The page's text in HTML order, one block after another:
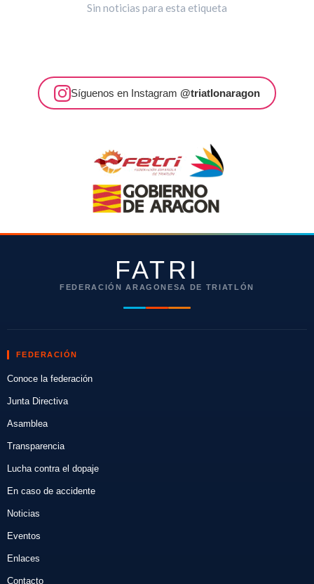
Sin noticias para esta etiqueta
Síguenos en Instagram @triatlonaragon
FATRI
FEDERACIÓN ARAGONESA DE TRIATLÓN
FEDERACIÓN
Conoce la federación
Junta Directiva
Asamblea
Transparencia
Lucha contra el dopaje
En caso de accidente
Noticias
Eventos
Enlaces
Contacto